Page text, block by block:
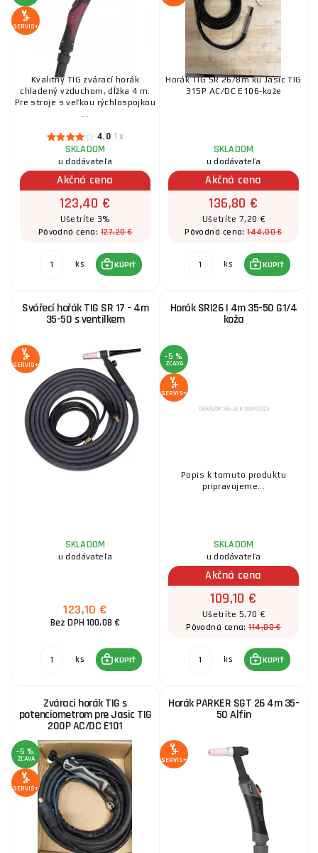
SERVIS+
Kvalitný TIG zvárací horák
chladený vzduchom, dĺžka 4 m.
Pre stroje s veľkou rýchlospojkou
...
4.0 1x
SKLADOM
u dodávateľa
Akčná cena
123,40 €
Ušetríte 3%
Pôvodná cena:127,20 €
ks KÚPIŤ
Horák TIG SR 26/8m ku Jasic TIG
315P AC/DC E106-kože
SKLADOM
u dodávateľa
Akčná cena
136,80 €
Ušetríte 7,20 €
Pôvodná cena:144,00 €
ks KÚPIŤ
Svářecí hořák TIG SR 17 - 4m
35-50 s ventilkem
SERVIS+
SKLADOM
u dodávateľa
123,10 €
Bez DPH 100,08 €
ks KÚPIŤ
Horák SRI26 | 4m 35-50 G1/4
koža
-5 %
ZĽAVA
SERVIS+
Popis k tomuto produktu
pripravujeme...
SKLADOM
u dodávateľa
Akčná cena
109,10 €
Ušetríte 5,70 €
Pôvodná cena:114,80 €
ks KÚPIŤ
Zvárací horák TIG s
potenciometrom pre Jasic TIG
200P AC/DC E101
-5 %
ZĽAVA
SERVIS+
Horák PARKER SGT 26 4m 35-
50 Alfin
SERVIS+